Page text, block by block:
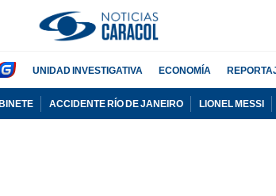
UNIDAD INVESTIGATIVA ECONOMÍA
ACCIDENTE RÍO DE JANEIRO LIONEL MESSI